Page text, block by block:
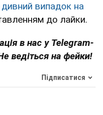
випадок на
до лайки.
в нас у Telegram-
ведіться на фейки!
Підписатися